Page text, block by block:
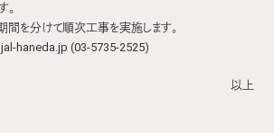
。
を分けて順次工事を実施します。
haneda.jp (03-5735-2525)
以上